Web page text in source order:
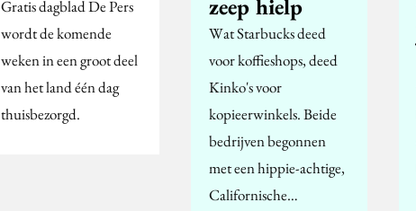
Gratis dagblad De Pers
wordt de komende
weken in een groot deel
van het land één dag
thuisbezorgd.
zeep hielp
Wat Starbucks deed
voor koffieshops, deed
Kinko's voor
kopieerwinkels. Beide
bedrijven begonnen
met een hippie-achtige,
Californische…